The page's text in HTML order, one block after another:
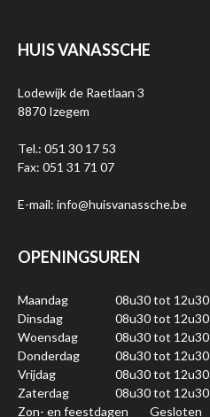
HUIS VANASSCHE
Lodewijk de Raetlaan 3
8870 Izegem
Tel.: 051 30 17 53
Fax: 051 31 71 07
E-mail: info@huisvanassche.be
OPENINGSUREN
Maandag 08u30 tot 12u30
Dinsdag
08u30 tot 12u30
Woensdag
08u30 tot 12u30
Donderdag
08u30 tot 12u30
Vrijdag
08u30 tot 12u30
Zaterdag
08u30 tot 12u30
Zon- en feestdagen
Gesloten